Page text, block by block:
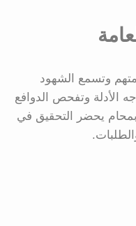
وتسمع الشهود
الأدلة وتفحص الدوافع
يحضر التحقيق في